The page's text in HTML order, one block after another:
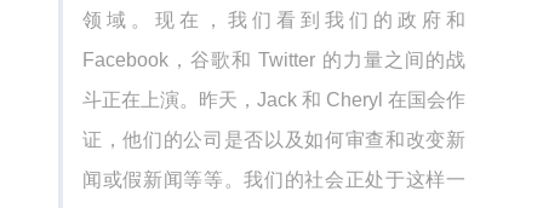
领域。现在，我们看到我们的政府和
Facebook，谷歌和 Twitter 的力量之间的战
斗正在上演。昨天，Jack 和 Cheryl 在国会作
证，他们的公司是否以及如何审查和改变新
闻或假新闻等等。我们的社会正处于这样一